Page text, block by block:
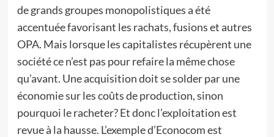
de grands groupes monopolistiques a été
accentuée favorisant les rachats, fusions et autres
OPA. Mais lorsque les capitalistes récupèrent une
société ce n’est pas pour refaire la même chose
qu’avant. Une acquisition doit se solder par une
économie sur les coûts de production, sinon
pourquoi le racheter? Et donc l’exploitation est
revue à la hausse. L’exemple d’Econocom est